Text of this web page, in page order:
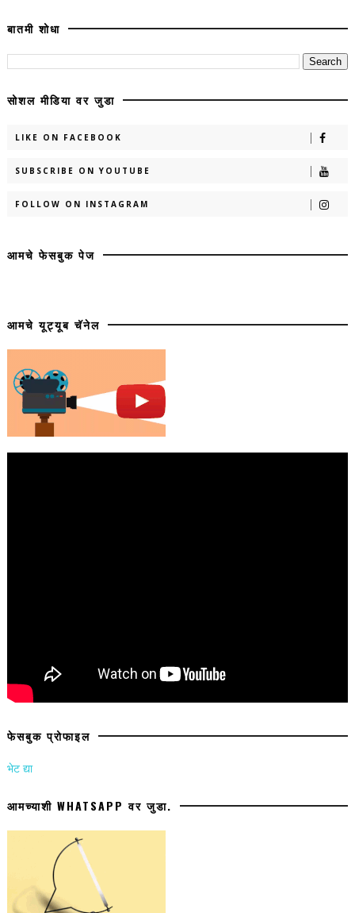
बातमी शोधा
सोशल मीडिया वर जुडा
LIKE ON FACEBOOK
SUBSCRIBE ON YOUTUBE
FOLLOW ON INSTAGRAM
आमचे फेसबुक पेज
आमचे यूट्यूब चॅनेल
फेसबुक प्रोफाइल
भेट द्या
आमच्याशी WHATSAPP वर जुडा.